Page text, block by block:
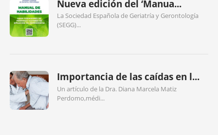
Nueva edición del ‘Manua...
La Sociedad Española de Geriatría y Gerontología
(SEGG)...
Importancia de las caídas en l...
Un artículo de la Dra. Diana Marcela Matiz
Perdomo,médi...